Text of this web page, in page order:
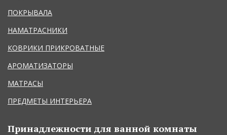
ПОКРЫВАЛА
НАМАТРАСНИКИ
КОВРИКИ ПРИКРОВАТНЫЕ
АРОМАТИЗАТОРЫ
МАТРАСЫ
ПРЕДМЕТЫ ИНТЕРЬЕРА
Принадлежности для ванной комнаты